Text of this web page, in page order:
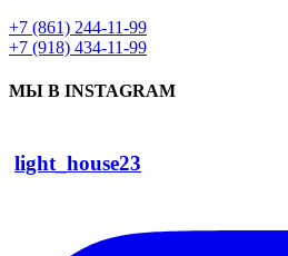
+7 (861) 244-11-99
+7 (918) 434-11-99
МЫ В INSTAGRAM
light_house23